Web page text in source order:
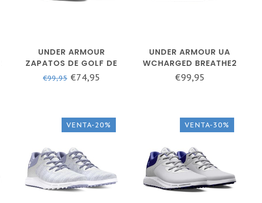
UNDER ARMOUR
ZAPATOS DE GOLF DE
MUJER UA CHARGED
BREATHE 2 SPIKELESS
€99,95€74,95
UNDER ARMOUR UA
WCHARGED BREATHE2
KNIT SL-HALO GREY /
MUJER / ZAPATO DE
€99,95
VENTA-20% VENTA-30%